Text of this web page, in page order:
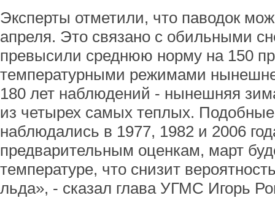
Эксперты отметили, что паводок
апреля. Это связано с обильными
превысили среднюю норму на 150
температурными режимами
180 лет наблюдений - нынешняя
из четырех самых теплых.
наблюдались в 1977, 1982 и 2006
предварительным оценкам, март
температуре, что снизит
льда», - сказал глава УГМС Игорь